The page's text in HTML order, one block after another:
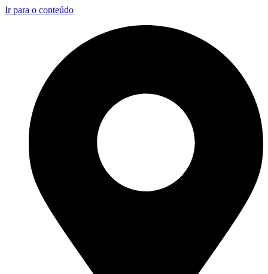
Ir para o conteúdo